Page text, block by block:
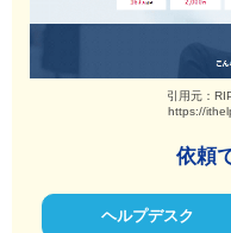
引用元：
https://
依頼
ヘルプデスク